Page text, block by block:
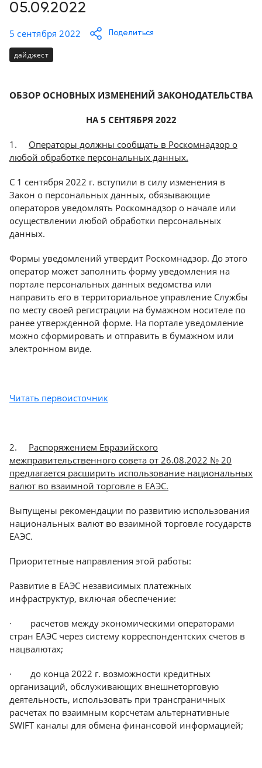
Trade-
Доставка
и
о
товарах
Контакты
8
(800)
500-
93
Казань
05.09.2022
5 сентября 2022 Поделиться
дайджест
ОБЗОР ОСНОВНЫХ ИЗМЕНЕНИЙ ЗАКОНОДАТЕЛЬСТВА
НА 5 СЕНТЯБРЯ 2022
1. Операторы должны сообщать в Роскомнадзор о
любой обработке персональных данных.
С 1 сентября 2022 г. вступили в силу изменения в
Закон о персональных данных, обязывающие
операторов уведомлять Роскомнадзор о начале или
осуществлении любой обработки персональных
данных.
Формы уведомлений утвердит Роскомнадзор. До этого
оператор может заполнить форму уведомления на
портале персональных данных ведомства или
направить его в территориальное управление Службы
по месту своей регистрации на бумажном носителе по
ранее утвержденной форме. На портале уведомление
можно сформировать и отправить в бумажном или
электронном виде.
Читать первоисточник
2. Распоряжением Евразийского
межправительственного совета от 26.08.2022 № 20
предлагается расширить использование национальных
валют во взаимной торговле в ЕАЭС.
Выпущены рекомендации по развитию использования
национальных валют во взаимной торговле государств
ЕАЭС.
Приоритетные направления этой работы:
Развитие в ЕАЭС независимых платежных
инфраструктур, включая обеспечение:
· расчетов между экономическими операторами
стран ЕАЭС через систему корреспондентских счетов в
нацвалютах;
· до конца 2022 г. возможности кредитных
организаций, обслуживающих внешнеторговую
деятельность, использовать при трансграничных
расчетах по взаимным корсчетам альтернативные
SWIFT каналы для обмена финансовой информацией;